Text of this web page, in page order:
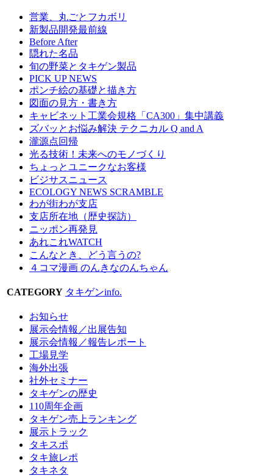
営業、丸ごとフカボリ
新製品開発最前線
Before After
隠れた名品
旬の野菜とタキゲン製品
PICK UP NEWS
ポンチ絵の基礎と描き方
図面の見方・書き方
キャビネット工業会規格「CA300」集中講義
ズバッとお悩み解決 テクニカル Q and A
瀧源点回帰
光る技術！未来へのモノづくり
ちょっとユニークなお客様
ビジサスニュース
ECOLOGY NEWS SCRAMBLE
わが街わが支店
支店所在地（歴史探訪）
ニッポン再発見
あれこれWATCH
こんなとき、どう言うの?
４コマ漫画 のんきなのんちゃん
CATEGORY タキゲンinfo.
お知らせ
展示会情報／出展告知
展示会情報／報告レポート
工場見学
海外出張
社外セミナー
タキゲンの歴史
110周年企画
タキゲン売上ランキング
展示トラック
タキスポ
タキ旅レポ
タキネタ